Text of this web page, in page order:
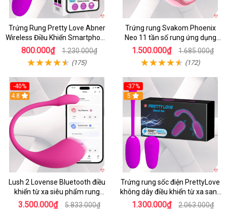
Trứng Rung Pretty Love Abner
Wireless Điều Khiển Smartphone
Giá Tốt
800.000₫ 1.230.000₫
(175)
Trứng rung Svakom Phoenix
Neo 11 tần số rung ứng dụng
app
1.500.000₫ 1.685.000₫
(172)
-40%
4.8
Lush 2 Lovense Bluetooth điều
khiển từ xa siêu phẩm rung
mạnh
3.500.000₫ 5.833.000₫
-37%
5
Trứng rung sốc điện PrettyLove
không dây điều khiển từ xa sang
chảnh
1.300.000₫ 2.063.000₫